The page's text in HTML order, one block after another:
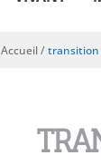
Vous êtes ici
Accueil/